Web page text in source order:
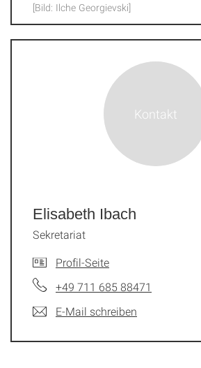
[Bild: Ilche Georgievski]
Elisabeth Ibach
Sekretariat
Profil-Seite
+49 711 685 88471
E-Mail schreiben